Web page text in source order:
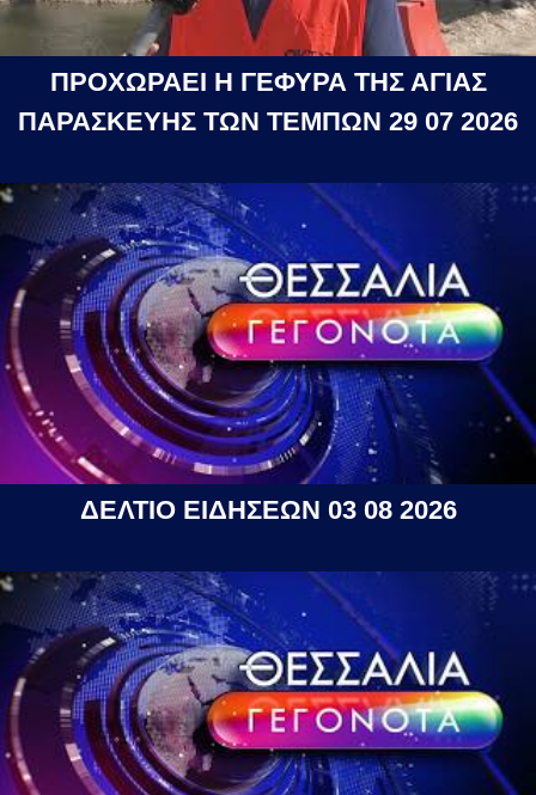
ΠΡΟΧΩΡΑΕΙ Η ΓΕΦΥΡΑ ΤΗΣ ΑΓΙΑΣ
ΠΑΡΑΣΚΕΥΗΣ ΤΩΝ ΤΕΜΠΩΝ 29 07 2026
ΔΕΛΤΙΟ ΕΙΔΗΣΕΩΝ 03 08 2026